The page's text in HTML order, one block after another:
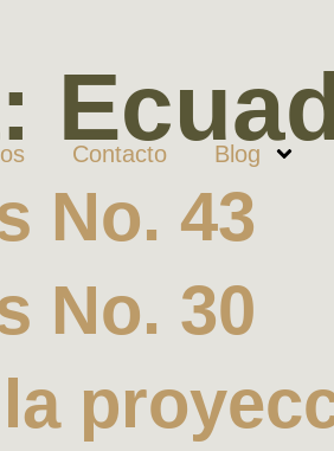
Contacto Blog
No. 43
No. 30